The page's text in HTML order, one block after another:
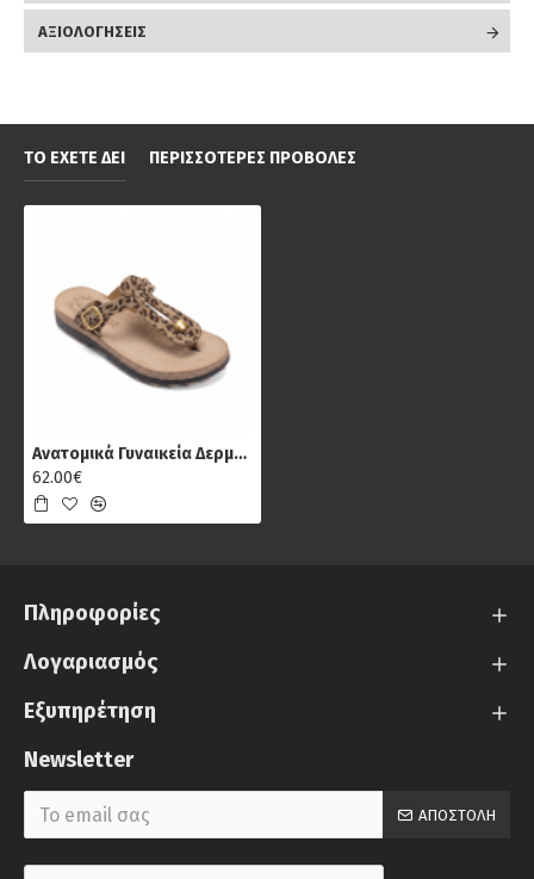
ΑΞΙΟΛΟΓΉΣΕΙΣ
ΤΟ ΈΧΕΤΕ ΔΕΙ ΠΕΡΙΣΣΌΤΕΡΕΣ ΠΡΟΒΟΛΈΣ
Ανατομικά Γυναικεία Δερμάτινα Σανδάλια Fantasy S9004 Mirabella, Άνιμαλ Print
62.00€
Πληροφορίες
Λογαριασμός
Εξυπηρέτηση
Newsletter
ΑΠΟΣΤΟΛΉ